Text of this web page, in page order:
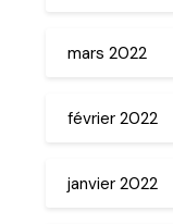
mars 2022
février 2022
janvier 2022